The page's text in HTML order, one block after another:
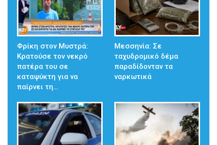
Φρίκη στον Μυστρά:
Κρατούσε τον νεκρό
πατέρα του σε
καταψύκτη για να
παίρνει τη…
Μεσσηνία: Σε
ταχυδρομικό δέμα
παραδίδονταν τα
ναρκωτικά